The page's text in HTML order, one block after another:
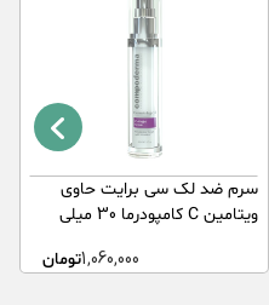
سرم ضد لک سی برایت حاوی
ویتامین C کامپودرما 30 میلی
1,060,000تومان